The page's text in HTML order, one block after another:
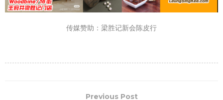
传媒赞助：梁胜记新会陈皮行
Previous Post